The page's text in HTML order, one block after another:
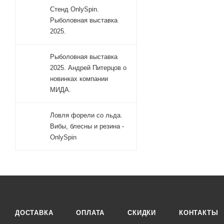
Стенд OnlySpin.
Рыболовная выставка
2025.
Рыболовная выставка
2025. Андрей Питерцов о
новинках компании
МИДА.
Ловля форели со льда.
Вибы, блесны и резина -
OnlySpin
ДОСТАВКА ОПЛАТА СКИДКИ КОНТАКТЫ